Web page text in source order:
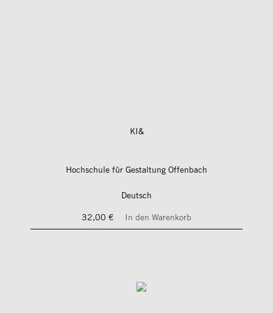
KI&
Hochschule für Gestaltung Offenbach
Deutsch
32,00 €
In den Warenkorb